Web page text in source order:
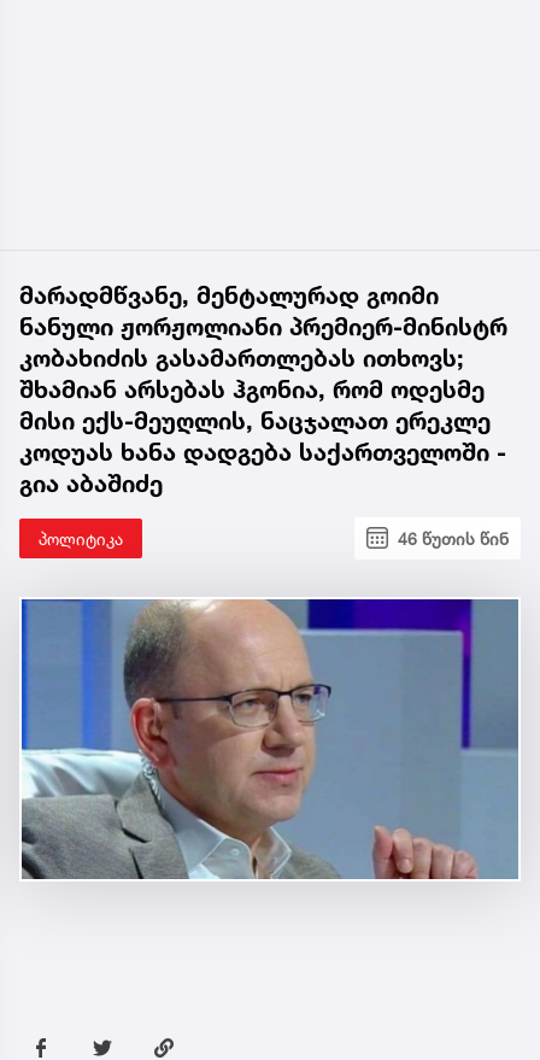
მარადმწვანე, მენტალურად გოიმი
ნანული ჟორჟოლიანი პრემიერ-მინისტრ
კობახიძის გასამართლებას ითხოვს;
შხამიან არსებას ჰგონია, რომ ოდესმე
მისი ექს-მეუღლის, ნაცჯალათ ერეკლე
კოდუას ხანა დადგება საქართველოში -
გია აბაშიძე
პოლიტიკა 46 წუთის წინ